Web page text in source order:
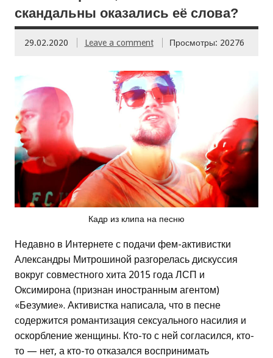
скандальны оказались её слова?
29.02.2020 Leave a comment Просмотры: 20276
Кадр из клипа на песню
Недавно в Интернете с подачи фем-активистки
Александры Митрошиной разгорелась дискуссия
вокруг совместного хита 2015 года ЛСП и
Оксимирона (признан иностранным агентом)
«Безумие». Активистка написала, что в песне
содержится романтизация сексуального насилия и
оскорбление женщины. Кто-то с ней согласился, кто-
то — нет, а кто-то отказался воспринимать